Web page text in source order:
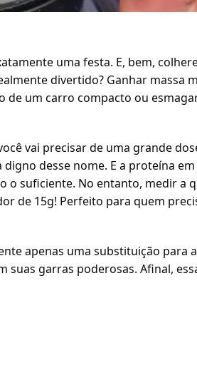
uma festa. E, bem,
divertido? Ganhar massa
um carro compacto ou
vai precisar de uma grande
desse nome. E a proteína
o suficiente. No entanto, medir a
de 15g! Perfeito para quem
apenas uma substituição para
garras poderosas. Afinal,